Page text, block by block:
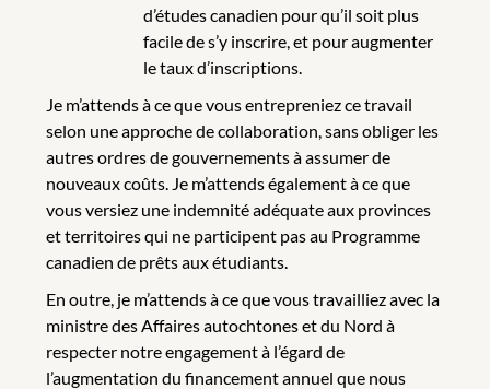
d’études canadien pour qu’il soit plus
facile de s’y inscrire, et pour augmenter
le taux d’inscriptions.
Je m’attends à ce que vous entrepreniez ce travail
selon une approche de collaboration, sans obliger les
autres ordres de gouvernements à assumer de
nouveaux coûts. Je m’attends également à ce que
vous versiez une indemnité adéquate aux provinces
et territoires qui ne participent pas au Programme
canadien de prêts aux étudiants.
En outre, je m’attends à ce que vous travailliez avec la
ministre des Affaires autochtones et du Nord à
respecter notre engagement à l’égard de
l’augmentation du financement annuel que nous